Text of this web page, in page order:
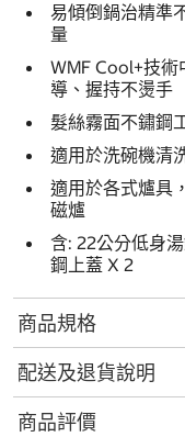
易傾倒鍋治精準
量
WMF Cool+技術
導、握持不燙手
髮絲霧面不鏽鋼
適用於洗碗機清
適用於各式爐具
磁爐
含: 22公分低身
鋼上蓋 X 2
商品規格
配送及退貨說明
商品評價